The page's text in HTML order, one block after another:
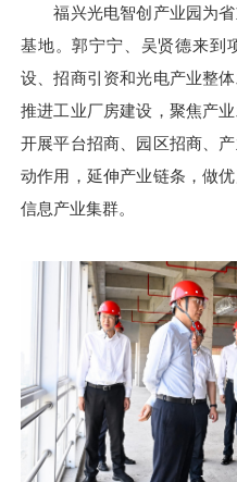
福兴光电智创产业园为
基地。郭宁宁、吴贤德来到
设、招商引资和光电产业整
推进工业厂房建设，聚焦产
开展平台招商、园区招商、
动作用，延伸产业链条，做
信息产业集群。